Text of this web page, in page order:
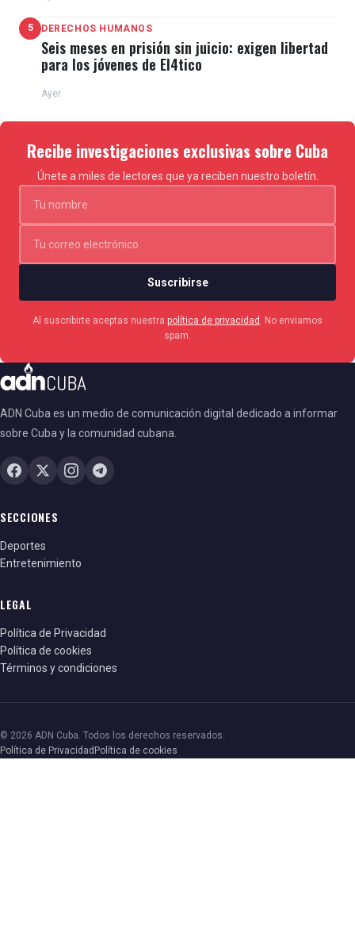
5 DERECHOS HUMANOS
Seis meses en prisión sin juicio: exigen libertad
para los jóvenes de El4tico
Ayer
Recibe investigaciones exclusivas sobre Cuba
Únete a miles de lectores que ya reciben nuestro boletín.
Suscribirse
Al suscribirte aceptas nuestra política de privacidad
. No enviamos
spam.
ADN Cuba es un medio de comunicación digital dedicado a informar
sobre Cuba y la comunidad cubana.
SECCIONES
Deportes
Entretenimiento
LEGAL
Política de Privacidad
Política de cookies
Términos y condiciones
© 2026 ADN Cuba. Todos los derechos reservados.
Política de Privacidad Política de cookies